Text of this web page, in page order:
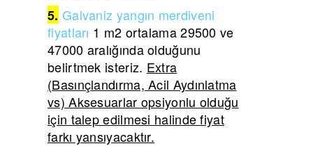
5. Galvaniz yangın merdiveni
fiyatları 1 m2 ortalama 29500 ve
47000 aralığında olduğunu
belirtmek isteriz. Extra
(Basınçlandırma, Acil Aydınlatma
vs) Aksesuarlar opsiyonlu olduğu
için talep edilmesi halinde fiyat
farkı yansıyacaktır.